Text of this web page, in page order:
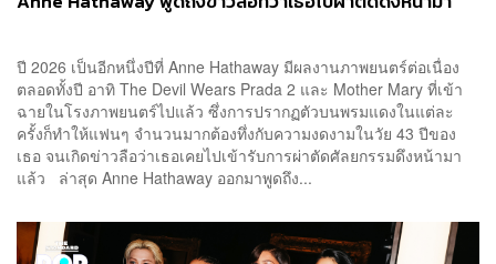
ปี 2026 เป็นอีกหนึ่งปีที่ Anne Hathaway มีผลงานภาพยนตร์ต่อเนื่อง
ตลอดทั้งปี อาทิ The Devil Wears Prada 2 และ Mother Mary ที่เข้า
ฉายในโรงภาพยนตร์ไปแล้ว ซึ่งการปรากฏตัวบนพรมแดงในแต่ละ
ครั้งก็ทำให้แฟนๆ จำนวนมากต้องทึ่งกับความงดงามในวัย 43 ปีของ
เธอ จนเกิดข่าวลือว่าเธอเคยไปเข้ารับการผ่าตัดศัลยกรรมดึงหน้ามา
แล้ว ล่าสุด Anne Hathaway ออกมาพูดถึง...